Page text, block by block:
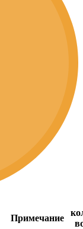
Примечание